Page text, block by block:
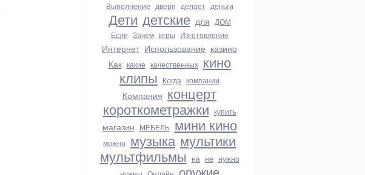
Выполнение двери делает деньги
Дети детские для ДОМ
Если Зачем игры Изготовление
Интернет Использование казино
Как какие качественных кино
клипы Когда компании
Компания концерт
короткометражки купить
магазин МЕБЕЛЬ мини кино
можно музыка мультики
мультфильмы на не нужно